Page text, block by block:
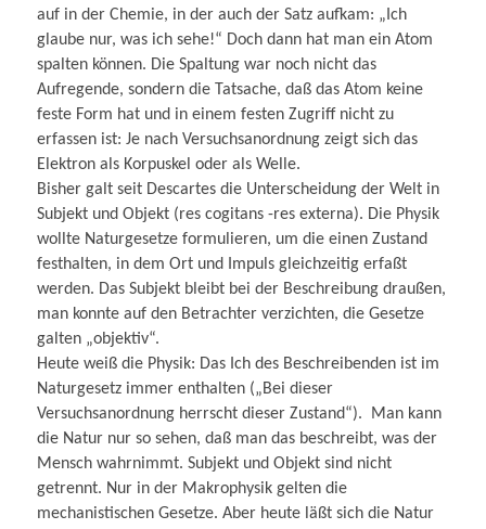
auf in der Chemie, in der auch der Satz aufkam: „Ich
glaube nur, was ich sehe!“ Doch dann hat man ein Atom
spalten können. Die Spaltung war noch nicht das
Aufregende, sondern die Tatsache, daß das Atom keine
feste Form hat und in einem festen Zugriff nicht zu
erfassen ist: Je nach Versuchsanordnung zeigt sich das
Elektron als Korpuskel oder als Welle.
Bisher galt seit Descartes die Unterscheidung der Welt in
Subjekt und Objekt (res cogitans -res externa). Die Physik
wollte Naturgesetze formulieren, um die einen Zustand
festhalten, in dem Ort und Impuls gleichzeitig erfaßt
werden. Das Subjekt bleibt bei der Beschreibung draußen,
man konnte auf den Betrachter verzichten, die Gesetze
galten „objektiv“.
Heute weiß die Physik: Das Ich des Beschreibenden ist im
Naturgesetz immer enthalten („Bei dieser
Versuchsanordnung herrscht dieser Zustand“). Man kann
die Natur nur so sehen, daß man das beschreibt, was der
Mensch wahrnimmt. Subjekt und Objekt sind nicht
getrennt. Nur in der Makrophysik gelten die
mechanistischen Gesetze. Aber heute läßt sich die Natur